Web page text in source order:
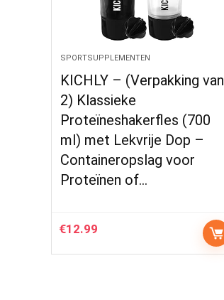
SPORTSUPPLEMENTEN
KICHLY – (Verpakking van
2) Klassieke
Proteïneshakerfles (700
ml) met Lekvrije Dop –
Containeropslag voor
Proteïnen of…
€12.99